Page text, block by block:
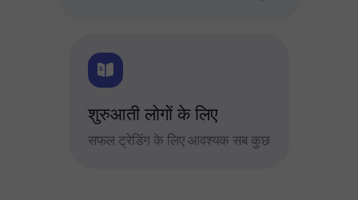
शुरुआती लोगों के लिए
सफल ट्रेडिंग के लिए आवश्यक सब कुछ